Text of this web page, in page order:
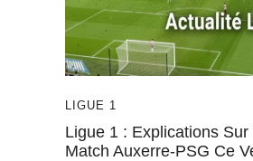
LIGUE 1
Ligue 1 : Explications Sur
Match Auxerre-PSG Ce